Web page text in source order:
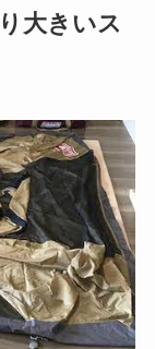
大きいス